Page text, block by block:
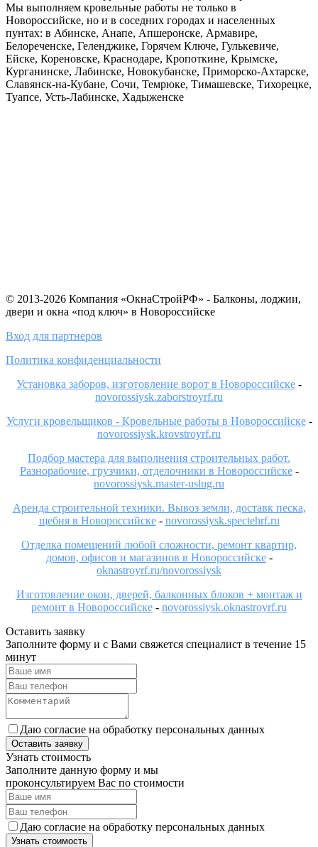
Мы выполняем кровельные работы не только в
Новороссийске, но и в соседних городах и населенных
пунтах: в Абинске, Анапе, Апшеронске, Армавире,
Белореченске, Геленджике, Горячем Ключе, Гулькевиче,
Ейске, Кореновске, Краснодаре, Кропоткине, Крымске,
Курганинске, Лабинске, Новокубанске, Приморско-Ахтарске,
Славянск-на-Кубане, Сочи, Темрюке, Тимашевске, Тихорецке,
Туапсе, Усть-Лабинске, Хадыженске
© 2013-2026 Компания «ОкнаСтройРФ» - Балконы, лоджии,
двери и окна «под ключ» в Новороссийске
Вход для партнеров
Политика конфиденциальности
Установка заборов, изготовление ворот в Новороссийске -
novorossiysk.zaborstroyrf.ru
Услуги кровельщиков - Кровельные работы в Новороссийске-
novorossiysk.krovstroyrf.ru
Подбор мастера для выполнения строительных работ.
Разнорабочие, грузчики, отделочники в Новороссийске-
novorossiysk.master-uslug.ru
Аренда строительной техники. Вывоз земли, доставк песка,
щебня в Новороссийске- novorossiysk.spectehrf.ru
Отделка помещений любой сложности, ремонт квартир,
домов, офисов и магазинов в Новороссийске-
oknastroyrf.ru/novorossiysk
Изготовление окон, дверей, балконных блоков + монтаж и
ремонт в Новороссийске - novorossiysk.oknastroyrf.ru
Оставить заявку
Заполните форму и с Вами свяжется специалист в течение 15
минут
Даю согласие на обработку персональных данных
Оставить заявку
Узнать стоимость
Заполните данную форму и мы
проконсультируем Вас по стоимости
Даю согласие на обработку персональных данных
Узнать стоимость